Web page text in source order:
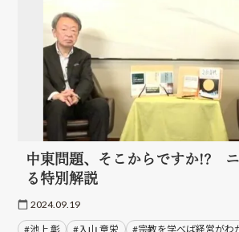
中東問題、そこからですか!?
る特別解説
2024.09.19
#池上 彰 #入山 章栄 #宗教を学べば経営がわ